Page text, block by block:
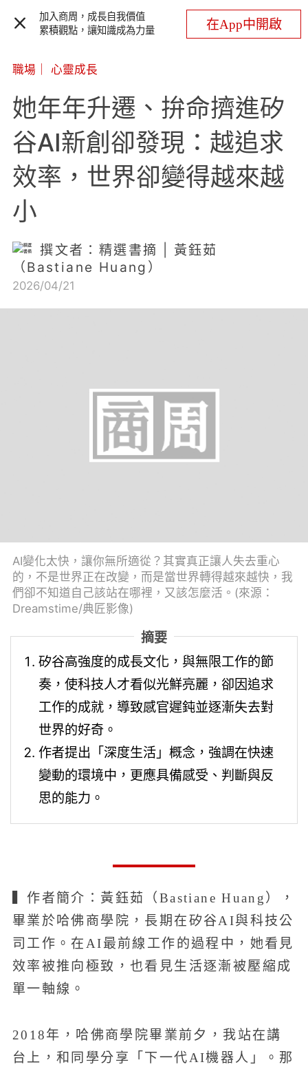
加入商周，成長自我價值
累積觀點，讓知識成為力量
在App中開啟
職場 心靈成長
她年年升遷、拚命擠進矽
谷AI新創卻發現：越追求
效率，世界卻變得越來越
小
撰文者：精選書摘 | 黃鈺茹
（Bastiane Huang）
2026/04/21
AI變化太快，讓你無所適從？其實真正讓人失去重心
的，不是世界正在改變，而是當世界轉得越來越快，我
們卻不知道自己該站在哪裡，又該怎麼活。(來源：
Dreamstime/典匠影像)
摘要
矽谷高強度的成長文化，與無限工作的節
奏，使科技人才看似光鮮亮麗，卻因追求
工作的成就，導致感官遲鈍並逐漸失去對
世界的好奇。
作者提出「深度生活」概念，強調在快速
變動的環境中，更應具備感受、判斷與反
思的能力。
▍作者簡介：黃鈺茹（Bastiane Huang），
畢業於哈佛商學院，長期在矽谷AI與科技公
司工作。在AI最前線工作的過程中，她看見
效率被推向極致，也看見生活逐漸被壓縮成
單一軸線。
2018年，哈佛商學院畢業前夕，我站在講
台上，和同學分享「下一代AI機器人」。那